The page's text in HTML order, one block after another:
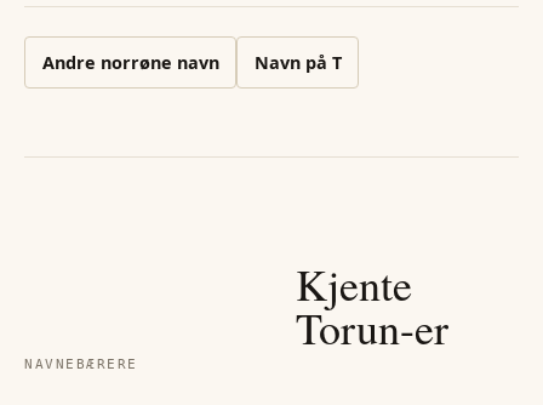
Andre norrøne navn Navn på T
NAVNEBÆRERE
Kjente
Torun-er